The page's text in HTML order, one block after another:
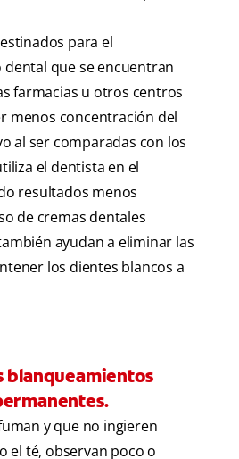
para el
que se encuentran
farmacias u otros centros
menos concentración del
al ser comparadas con los
el dentista en el
resultados menos
de cremas dentales
ayudan a eliminar las
los dientes blancos a
blanqueamientos
y que no ingieren
el té, observan poco o